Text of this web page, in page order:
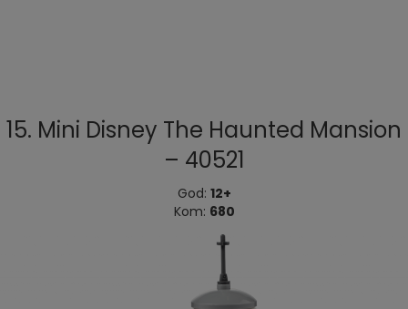
15. Mini Disney The Haunted Mansion
– 40521
God: 12+
Kom: 680